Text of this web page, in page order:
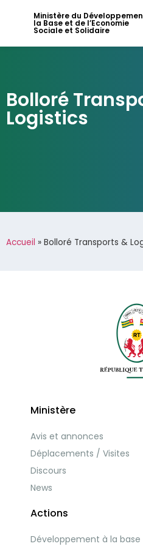
Ministère du
la Base et de l’Economie
Sociale et Solidaire
Bolloré
Logistics
Accueil » Bolloré Transports &
Ministère
Avis et annonces
Déplacements / Visites
Discours
News
Actions
Développement à la base